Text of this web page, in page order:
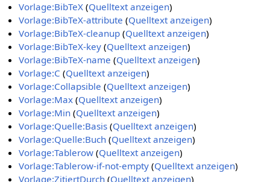
Vorlage:BibTeX (Quelltext anzeigen)
Vorlage:BibTeX-attribute (Quelltext anzeigen)
Vorlage:BibTeX-cleanup (Quelltext anzeigen)
Vorlage:BibTeX-key (Quelltext anzeigen)
Vorlage:BibTeX-name (Quelltext anzeigen)
Vorlage:C (Quelltext anzeigen)
Vorlage:Collapsible (Quelltext anzeigen)
Vorlage:Max (Quelltext anzeigen)
Vorlage:Min (Quelltext anzeigen)
Vorlage:Quelle:Basis (Quelltext anzeigen)
Vorlage:Quelle:Buch (Quelltext anzeigen)
Vorlage:Tablerow (Quelltext anzeigen)
Vorlage:Tablerow-if-not-empty (Quelltext anzeigen)
Vorlage:ZitiertDurch (Quelltext anzeigen)